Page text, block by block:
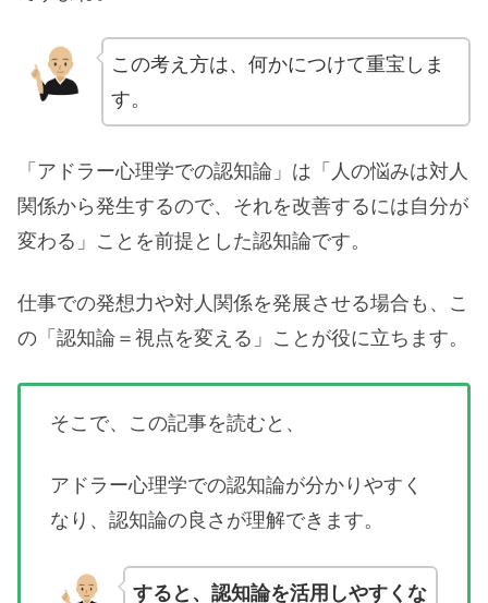
この考え方は、何かにつけて重宝しま
す。
「アドラー心理学での認知論」は「人の悩みは対人
関係から発生するので、それを改善するには自分が
変わる」ことを前提とした認知論です。
仕事での発想力や対人関係を発展させる場合も、こ
の「認知論＝視点を変える」ことが役に立ちます。
そこで、この記事を読むと、
アドラー心理学での認知論が分かりやすく
なり、認知論の良さが理解できます。
すると、認知論を活用しやすくな